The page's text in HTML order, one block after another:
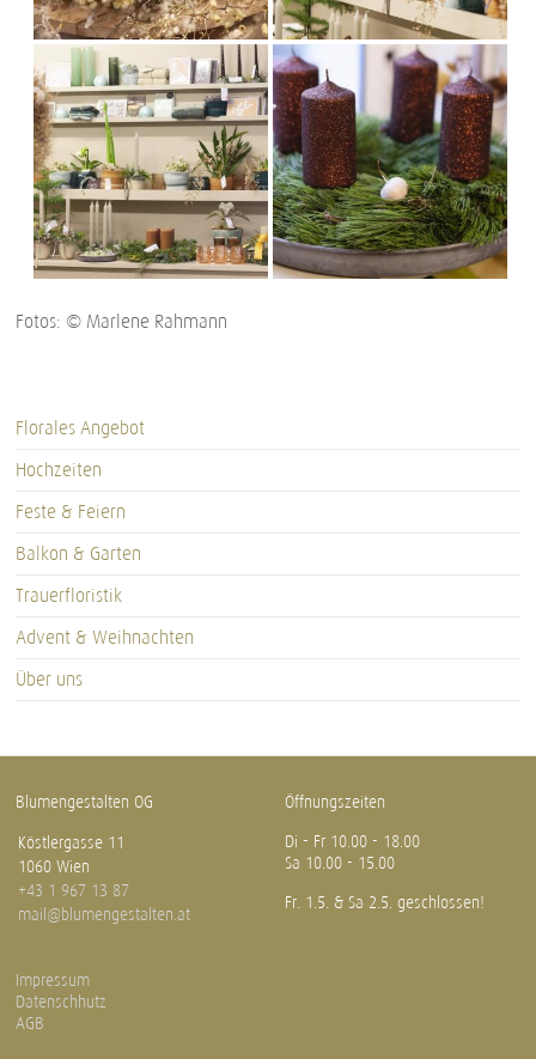
Fotos: © Marlene Rahmann
Florales Angebot
Hochzeiten
Feste & Feiern
Balkon & Garten
Trauerfloristik
Advent & Weihnachten
Über uns
Blumengestalten OG
Köstlergasse 11
1060 Wien
+43 1 967 13 87
mail@blumengestalten.at
Öffnungszeiten
Di - Fr 10.00 - 18.00
Sa 10.00 - 15.00
Fr. 1.5. & Sa 2.5. geschlossen!
Impressum
Datenschhutz
AGB